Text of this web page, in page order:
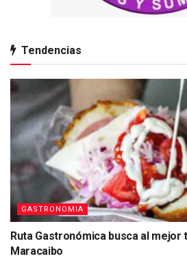
Tendencias
GASTRONOMIA
Ruta Gastronómica busca al mejor
Maracaibo